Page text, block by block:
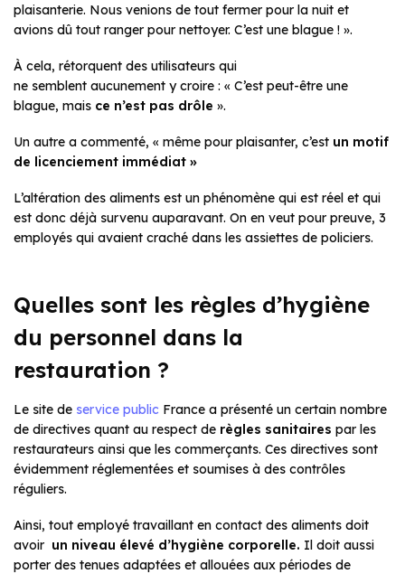
plaisanterie. Nous venions de tout fermer pour la nuit et
avions dû tout ranger pour nettoyer. C’est une blague ! ».
À cela, rétorquent des utilisateurs qui
ne semblent aucunement y croire : « C’est peut-être une
blague, mais ce n’est pas drôle ».
Un autre a commenté, « même pour plaisanter, c’est un motif
de licenciement immédiat »
L’altération des aliments est un phénomène qui est réel et qui
est donc déjà survenu auparavant. On en veut pour preuve, 3
employés qui avaient craché dans les assiettes de policiers.
Quelles sont les règles d’hygiène
du personnel dans la
restauration ?
Le site de service public France a présenté un certain nombre
de directives quant au respect de règles sanitaires par les
restaurateurs ainsi que les commerçants. Ces directives sont
évidemment réglementées et soumises à des contrôles
réguliers.
Ainsi, tout employé travaillant en contact des aliments doit
avoir un niveau élevé d’hygiène corporelle. Il doit aussi
porter des tenues adaptées et allouées aux périodes de